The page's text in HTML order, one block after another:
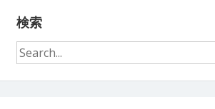
検索